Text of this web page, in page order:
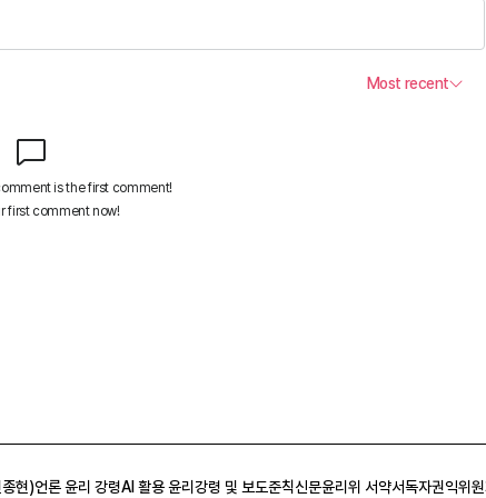
현)언론 윤리 강령AI 활용 윤리강령 및 보도준칙신문윤리위 서약서독자권익위